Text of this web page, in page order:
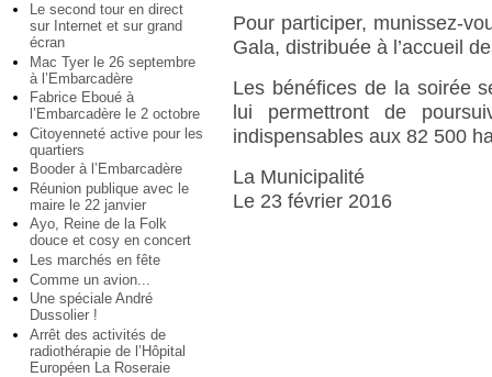
Le second tour en direct
sur Internet et sur grand
écran
Mac Tyer le 26 septembre
à l’Embarcadère
Fabrice Eboué à
l’Embarcadère le 2 octobre
Citoyenneté active pour les
quartiers
Booder à l’Embarcadère
Réunion publique avec le
maire le 22 janvier
Ayo, Reine de la Folk
douce et cosy en concert
Les marchés en fête
Comme un avion...
Une spéciale André
Dussolier !
Arrêt des activités de
radiothérapie de l’Hôpital
Européen La Roseraie
Pour participer, munissez-
Gala, distribuée à l’accueil
Les bénéfices de la soirée
lui permettront de
indispensables aux 82 500
La Municipalité
Le 23 février 2016